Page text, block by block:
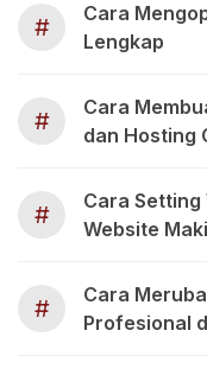
#
Cara
Lengkap
#
Cara
dan Hosting
#
Cara Setting
Website
#
Cara
Profesional